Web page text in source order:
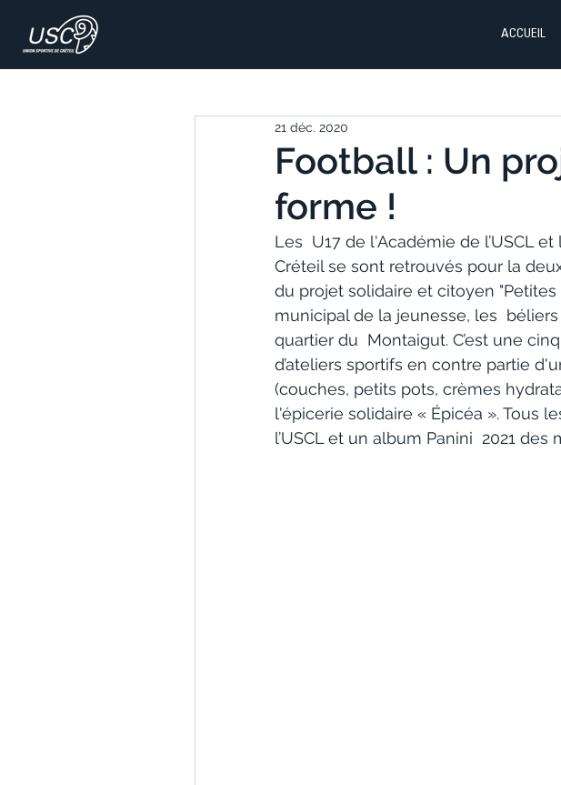
ACCUEIL
Football : Un
forme !
21 déc. 2020
Les  U17 de l'Académie de l’USCL
Créteil se sont retrouvés pour la
du projet solidaire et citoyen
municipal de la jeunesse, les
quartier du  Montaigut. C’est une
d’ateliers sportifs en contre partie
(couches, petits pots, crèmes
l'épicerie solidaire « Épicéa ». Tous
l’USCL et un album Panini  2021